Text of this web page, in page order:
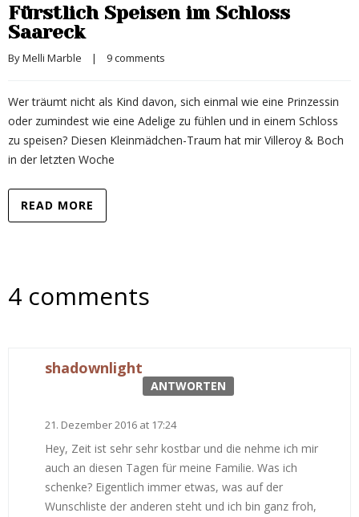
Fürstlich Speisen im Schloss
Saareck
By Melli Marble
    |
9 comments
Wer träumt nicht als Kind davon, sich einmal wie eine Prinzessin
oder zumindest wie eine Adelige zu fühlen und in einem Schloss
zu speisen? Diesen Kleinmädchen-Traum hat mir Villeroy & Boch
in der letzten Woche
READ MORE
4 comments
shadownlight
ANTWORTEN
21. Dezember 2016 at 17:24
Hey, Zeit ist sehr sehr kostbar und die nehme ich mir
auch an diesen Tagen für meine Familie. Was ich
schenke? Eigentlich immer etwas, was auf der
Wunschliste der anderen steht und ich bin ganz froh,